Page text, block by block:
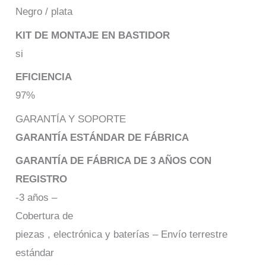
Negro / plata
KIT DE MONTAJE EN BASTIDOR
si
EFICIENCIA
97%
GARANTÍA Y SOPORTE
GARANTÍA ESTÁNDAR DE FÁBRICA
GARANTÍA DE FÁBRICA DE 3 AÑOS CON
REGISTRO
-3 años –
Cobertura de
piezas , electrónica y baterías – Envío terrestre
estándar